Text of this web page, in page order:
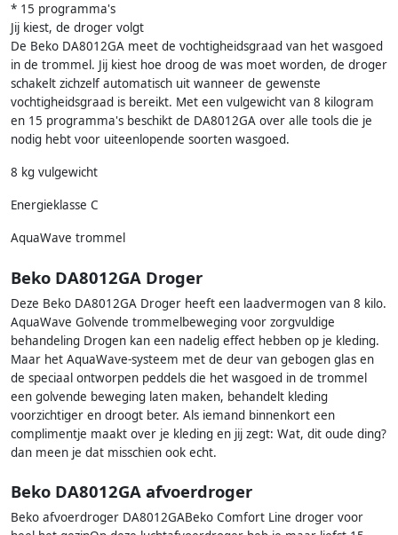
* 15 programma's
Jij kiest, de droger volgt
De Beko DA8012GA meet de vochtigheidsgraad van het wasgoed
in de trommel. Jij kiest hoe droog de was moet worden, de droger
schakelt zichzelf automatisch uit wanneer de gewenste
vochtigheidsgraad is bereikt. Met een vulgewicht van 8 kilogram
en 15 programma's beschikt de DA8012GA over alle tools die je
nodig hebt voor uiteenlopende soorten wasgoed.
8 kg vulgewicht
Energieklasse C
AquaWave trommel
Beko DA8012GA Droger
Deze Beko DA8012GA Droger heeft een laadvermogen van 8 kilo.
AquaWave Golvende trommelbeweging voor zorgvuldige
behandeling Drogen kan een nadelig effect hebben op je kleding.
Maar het AquaWave-systeem met de deur van gebogen glas en
de speciaal ontworpen peddels die het wasgoed in de trommel
een golvende beweging laten maken, behandelt kleding
voorzichtiger en droogt beter. Als iemand binnenkort een
complimentje maakt over je kleding en jij zegt: Wat, dit oude ding?
dan meen je dat misschien ook echt.
Beko DA8012GA afvoerdroger
Beko afvoerdroger DA8012GABeko Comfort Line droger voor